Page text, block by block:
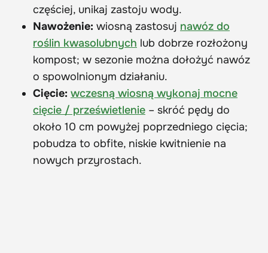
częściej, unikaj zastoju wody.
Nawożenie: wiosną zastosuj nawóz do
roślin kwasolubnych lub dobrze rozłożony
kompost; w sezonie można dołożyć nawóz
o spowolnionym działaniu.
Cięcie: wczesną wiosną wykonaj mocne
cięcie / prześwietlenie – skróć pędy do
około 10 cm powyżej poprzedniego cięcia;
pobudza to obfite, niskie kwitnienie na
nowych przyrostach.